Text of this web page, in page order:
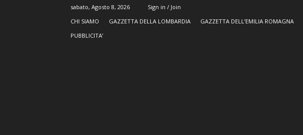
sabato, Agosto 8, 2026
Sign in / Join
CHI SIAMO
GAZZETTA DELLA LOMBARDIA GAZZETTA DELL’EMILIA ROMAGNA
PUBBLICITA’